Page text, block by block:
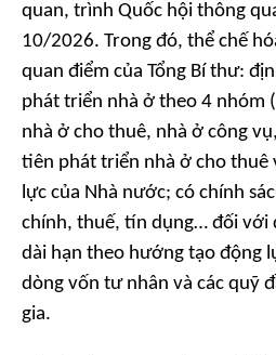
quan, trình Quốc hội thông
10/2026. Trong đó, thể chế
quan điểm của Tổng Bí thư:
phát triển nhà ở theo 4 nhóm
nhà ở cho thuê, nhà ở công
tiên phát triển nhà ở cho thuê
lực của Nhà nước; có chính
chính, thuế, tín dụng… đối với
dài hạn theo hướng tạo động
dòng vốn tư nhân và các quỹ
gia.